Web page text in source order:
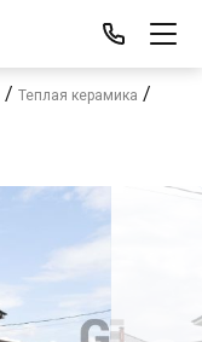
/ Теплая керамика /